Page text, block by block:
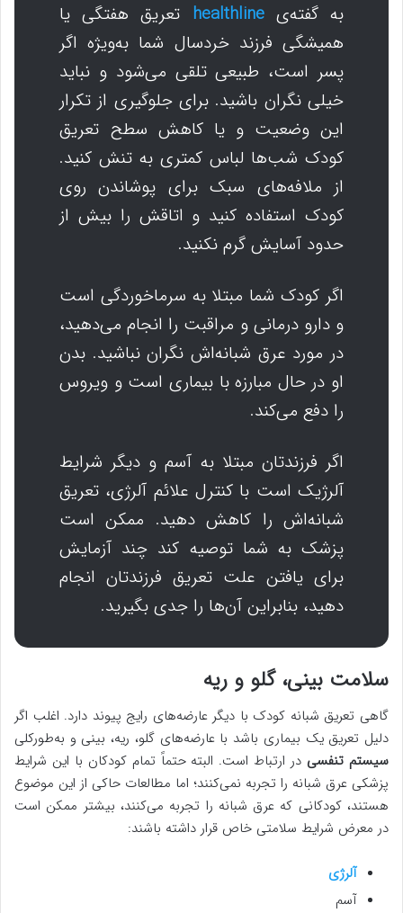
به گفته‌یhealthline تعریق هفتگی یا
همیشگی فرزند خردسال شما به‌ویژه اگر
پسر است، طبیعی تلقی می‌شود و نباید
خیلی نگران باشید. برای جلوگیری از تکرار
این وضعیت و یا کاهش سطح تعریق
کودک شب‌ها لباس کمتری به تنش کنید.
از ملافه‌های سبک برای پوشاندن روی
کودک استفاده کنید و اتاقش را بیش از
حدود آسایش گرم نکنید.
اگر کودک شما مبتلا به سرماخوردگی است
و دارو درمانی و مراقبت را انجام می‌دهید،
در مورد عرق شبانه‌اش نگران نباشید. بدن
او در حال مبارزه با بیماری است و ویروس
را دفع می‌کند.
اگر فرزندتان مبتلا به آسم و دیگر شرایط
آلرژیک است با کنترل علائم آلرژی، تعریق
شبانه‌اش را کاهش دهید. ممکن است
پزشک به شما توصیه کند چند آزمایش
برای یافتن علت تعریق فرزندتان انجام
دهید، بنابراین آن‌ها را جدی بگیرید.
سلامت بینی، گلو و ریه
گاهی تعریق شبانه کودک با دیگر عارضه‌های رایج پیوند دارد. اغلب اگر
دلیل تعریق یک بیماری باشد با عارضه‌های گلو، ریه، بینی و به‌طورکلی
سیستم تنفسی در ارتباط است. البته حتماً تمام کودکان با این شرایط
پزشکی عرق شبانه را تجربه نمی‌کنند؛ اما مطالعات حاکی از این موضوع
هستند، کودکانی که عرق شبانه را تجربه می‌کنند، بیشتر ممکن است
در معرض شرایط سلامتی خاص قرار داشته باشند:
آلرژی
آسم